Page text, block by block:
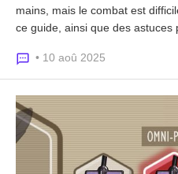
mains, mais le combat est
ce guide, ainsi que des astuces
• 10 aoû 2025